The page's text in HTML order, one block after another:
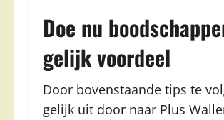
Doe nu
gelijk voordeel
Door bovenstaande tips te
gelijk uit door naar Plus